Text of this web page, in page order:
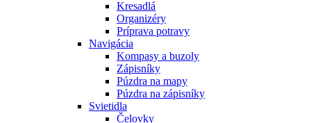
Kresadlá
Organizéry
Príprava potravy
Navigácia
Kompasy a buzoly
Zápisníky
Púzdra na mapy
Púzdra na zápisníky
Svietidla
Čelovky